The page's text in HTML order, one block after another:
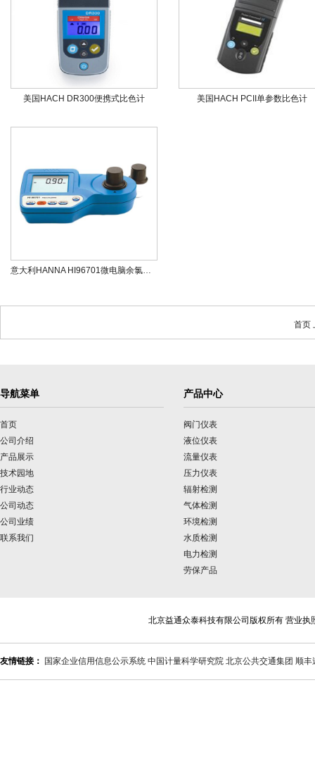
美国HACH DR300便携式比色计 美国HACH PCII单参数比色计
意大利HANNA HI96701微电脑余氯【游离氯】光度测定仪
首页
导航菜单
首页
公司介绍
产品展示
技术园地
行业动态
公司动态
公司业绩
联系我们
产品中心
阀门仪表
液位仪表
流量仪表
压力仪表
辐射检测
气体检测
环境检测
水质检测
电力检测
劳保产品
北京益通众泰科技有限公司版权所有 营业执
友情链接： 国家企业信用信息公示系统 中国计量科学研究院 北京公共交通集团 顺丰